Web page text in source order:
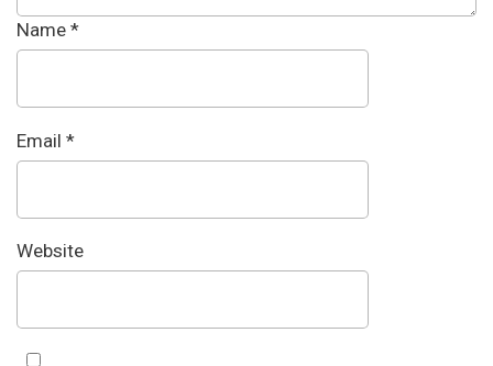
Name *
Email *
Website